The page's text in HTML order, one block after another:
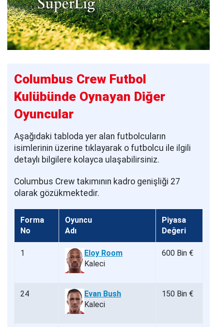
Columbus Crew Futbol
Kulübünde Oynayan Diğer
Oyuncular
Aşağıdaki tabloda yer alan futbolcuların
isimlerinin üzerine tıklayarak o futbolcu ile ilgili
detaylı bilgilere kolayca ulaşabilirsiniz.
Columbus Crew takımının kadro genişliği 27
olarak gözükmektedir.
Forma
No
Oyuncu
Adı
Piyasa
Değeri
1
Eloy Room
Kaleci
600 Bin €
24
Evan Bush
Kaleci
150 Bin €